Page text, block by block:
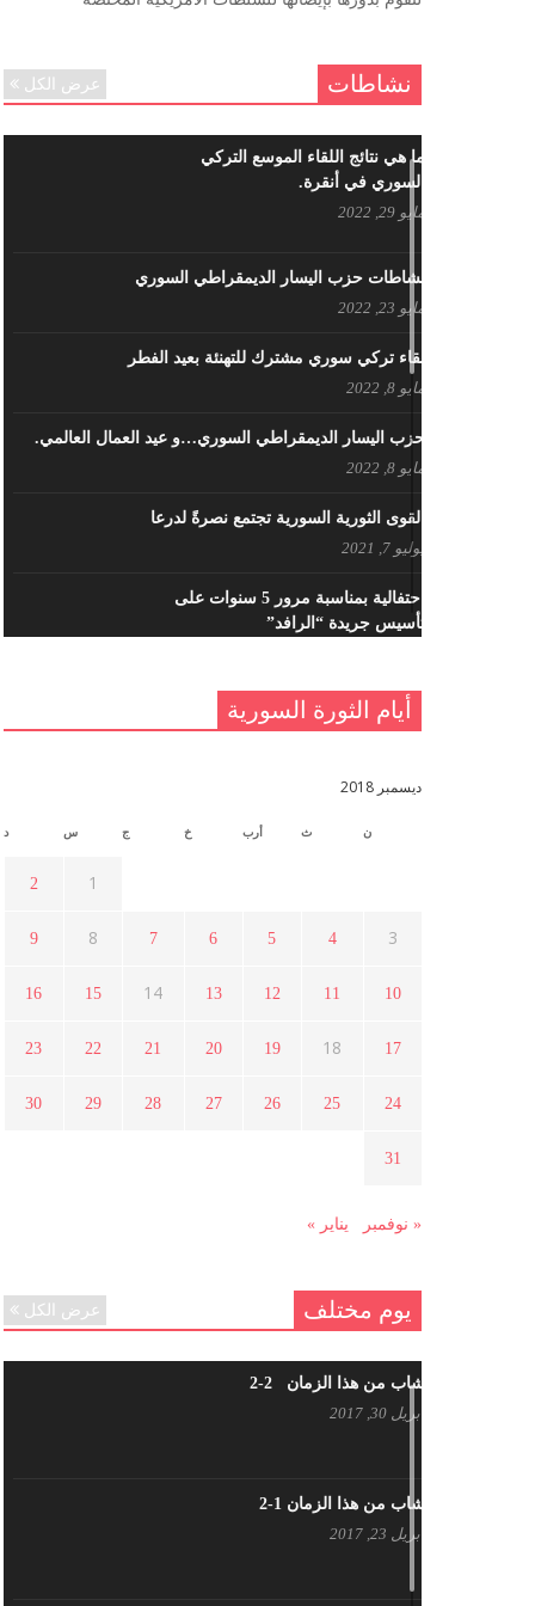
ننساك – خالد الحموري
نشاطات عرض الكل
ما هي نتائج اللقاء الموسع التركي
السوري في أنقرة.
مايو 29, 2022
نشاطات حزب اليسار الديمقراطي السوري
مايو 23, 2022
لقاء تركي سوري مشترك للتهنئة بعيد الفطر
مايو 8, 2022
حزب اليسار الديمقراطي السوري…و عيد العمال العالمي.
مايو 8, 2022
القوى الثورية السورية تجتمع نصرةً لدرعا
يوليو 7, 2021
احتفالية بمناسبة مرور 5 سنوات على
تأسيس جريدة “الرافد”
القدس والربيع العربي في ندوة لحزب
أسبوع ثقافي في ذكرى الاستقلال
الثورة السورية ؟
في الثورة السورية ؟
أيام الثورة السورية
ديسمبر 2018
ن ث أرب خ ج س د
1
2
3
4
5
6
7
8
9
10
11
12
13
14
15
16
17
18
19
20
21
22
23
24
25
26
27
28
29
30
31
« نوفمبر يناير »
يوم مختلف عرض الكل
شاب من هذا الزمان 2-2
أبريل 30, 2017
شاب من هذا الزمان 1-2
أبريل 23, 2017